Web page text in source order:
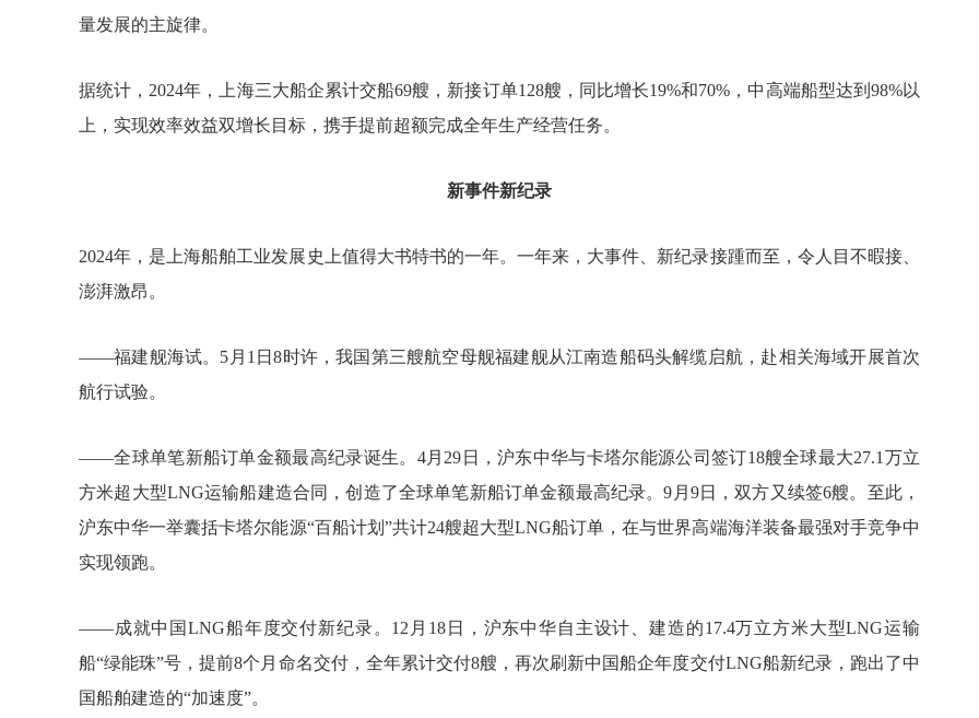
量发展的主旋律。
据统计，2024年，上海三大船企累计交船69艘，新接订单128艘，同比增长19%和70%，中高端船型达到98%以
上，实现效率效益双增长目标，携手提前超额完成全年生产经营任务。
新事件新纪录
2024年，是上海船舶工业发展史上值得大书特书的一年。一年来，大事件、新纪录接踵而至，令人目不暇接、
澎湃激昂。
——福建舰海试。5月1日8时许，我国第三艘航空母舰福建舰从江南造船码头解缆启航，赴相关海域开展首次
航行试验。
——全球单笔新船订单金额最高纪录诞生。4月29日，沪东中华与卡塔尔能源公司签订18艘全球最大27.1万立
方米超大型LNG运输船建造合同，创造了全球单笔新船订单金额最高纪录。9月9日，双方又续签6艘。至此，
沪东中华一举囊括卡塔尔能源“百船计划”共计24艘超大型LNG船订单，在与世界高端海洋装备最强对手竞争中
实现领跑。
——成就中国LNG船年度交付新纪录。12月18日，沪东中华自主设计、建造的17.4万立方米大型LNG运输
船“绿能珠”号，提前8个月命名交付，全年累计交付8艘，再次刷新中国船企年度交付LNG船新纪录，跑出了中
国船舶建造的“加速度”。